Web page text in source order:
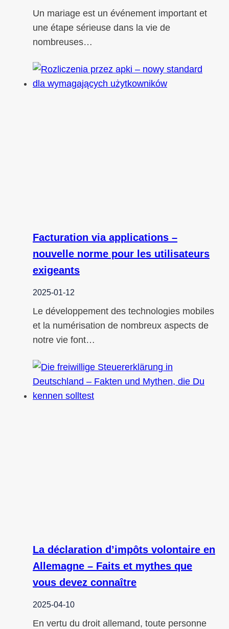
Un mariage est un événement important et
une étape sérieuse dans la vie de
nombreuses…
Facturation via applications –
nouvelle norme pour les utilisateurs
exigeants
2025-01-12
Le développement des technologies mobiles
et la numérisation de nombreux aspects de
notre vie font…
La déclaration d’impôts volontaire en
Allemagne – Faits et mythes que
vous devez connaître
2025-04-10
En vertu du droit allemand, toute personne